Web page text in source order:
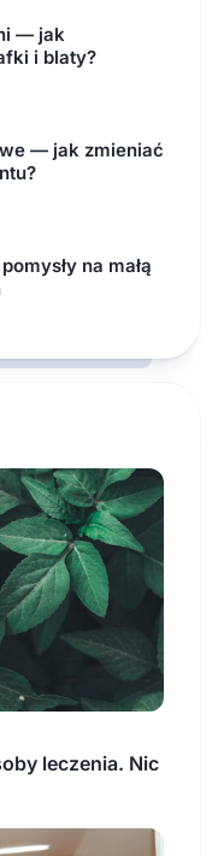
— jak
i blaty?
— jak zmieniać
na małą
leczenia. Nic